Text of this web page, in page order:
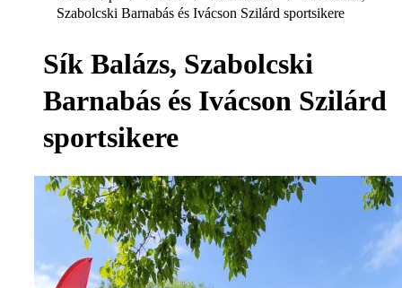
Szabolcski Barnabás és Ivácson Szilárd sportsikere
Sík Balázs, Szabolcski
Barnabás és Ivácson Szilárd
sportsikere